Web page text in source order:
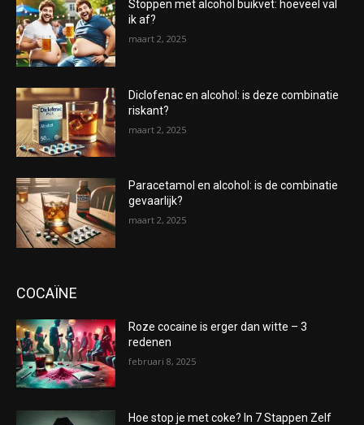
Stoppen met alcohol buikvet: hoeveel val
ik af?
maart 2, 2025
Diclofenac en alcohol: is deze combinatie
riskant?
maart 2, 2025
Paracetamol en alcohol: is de combinatie
gevaarlijk?
maart 2, 2025
COCAÏNE
Roze cocaine is erger dan witte – 3
redenen
februari 8, 2025
Hoe stop je met coke? In 7 Stappen Zelf